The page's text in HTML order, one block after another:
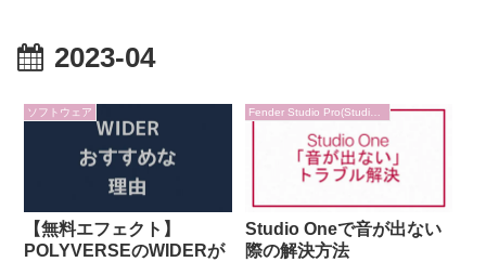
2023-04
ソフトウェア
【無料エフェクト】
POLYVERSEのWIDERが
Studio Oneで音が出ない
際の解決方法